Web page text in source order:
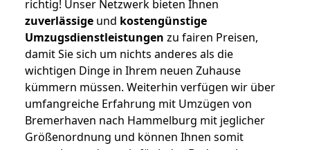
richtig! Unser Netzwerk bieten Ihnen
zuverlässige und kostengünstige
Umzugsdienstleistungen zu fairen Preisen,
damit Sie sich um nichts anderes als die
wichtigen Dinge in Ihrem neuen Zuhause
kümmern müssen. Weiterhin verfügen wir über
umfangreiche Erfahrung mit Umzügen von
Bremerhaven nach Hammelburg mit jeglicher
Größenordnung und können Ihnen somit